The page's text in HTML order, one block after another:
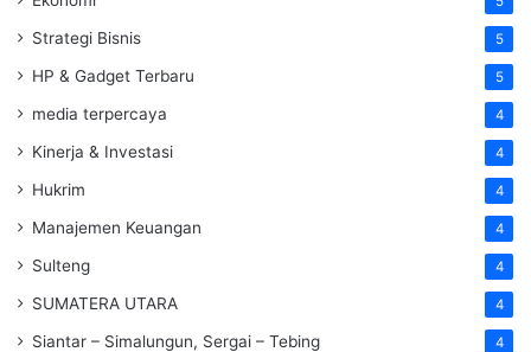
Strategi Bisnis 5
HP & Gadget Terbaru 5
media terpercaya 4
Kinerja & Investasi 4
Hukrim 4
Manajemen Keuangan 4
Sulteng 4
SUMATERA UTARA 4
Siantar – Simalungun, Sergai – Tebing 4